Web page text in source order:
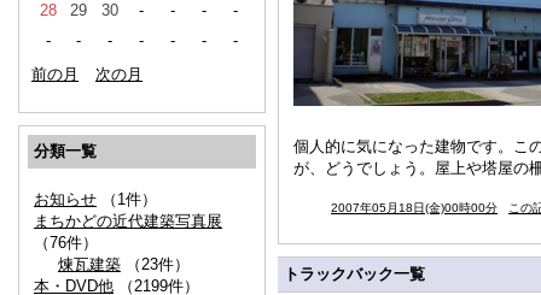
28
29 30 - - -
-
-
- - - - -
-
前の月
次の月
分類一覧
お知らせ （1件）
まちかどの近代建築写真展
（76件）
煉瓦建築 （23件）
本・DVD他 （2199件）
個人的に気になった建物です。こ
が、どうでしょう。屋上や塔屋の
2007年05月18日(金)00時00分 この
トラックバック一覧